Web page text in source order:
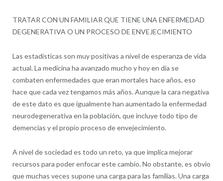
TRATAR CON UN FAMILIAR QUE TIENE UNA ENFERMEDAD
DEGENERATIVA O UN PROCESO DE ENVEJECIMIENTO
Las estadísticas son muy positivas a nivel de esperanza de vida
actual. La medicina ha avanzado mucho y hoy en día se
combaten enfermedades que eran mortales hace años, eso
hace que cada vez tengamos más años. Aunque la cara negativa
de este dato es que igualmente han aumentado la enfermedad
neurodegenerativa en la población, que incluye todo tipo de
demencias y el propio proceso de envejecimiento.
A nivel de sociedad es todo un reto, ya que implica mejorar
recursos para poder enfocar este cambio. No obstante, es obvio
que muchas veces supone una carga para las familias. Una carga